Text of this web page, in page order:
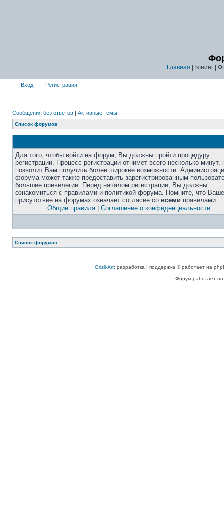
Главная |Тюнинг |
Вход Регистрация
Сообщения без ответов | Активные темы
Список форумов
Для того, чтобы войти на форум, Вы должны пройти процедуру
регистрации. Процесс регистрации отнимет всего несколько минут,
позволит Вам получить более широкие возможности.
форума может также предоставить зарегистрированным
большие привилегии. Перед началом регистрации, Вы должны
ознакомиться с правилами и политикой форума. Помните, что Ваше
присутствие на форумах означает согласие со всеми правилами.
Общие правила| Соглашение о конфиденциальности
Список форумов
Grizli-Art: разработка | поддержка © работает на
Форум работает